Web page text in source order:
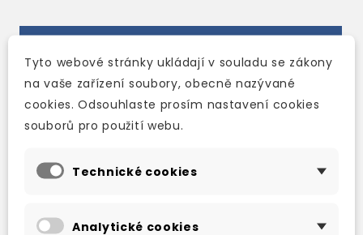
Tyto webové stránky ukládají v souladu se zákony
na vaše zařízení soubory, obecně nazývané
cookies. Odsouhlaste prosím nastavení cookies
souborů pro použití webu.
Technické cookies
Analytické cookies